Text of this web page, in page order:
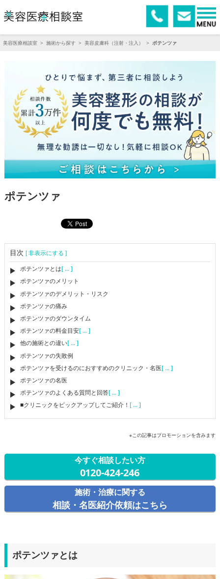
美容医療相談室 > 施術から探す > 美容皮膚科（注射・注入） > ポテンツァ
ポテンツァ
目次[ 非表示にする ]
ポテンツァとは[ ... ]
ポテンツァのメリット
ポテンツァのデメリット・リスク
ポテンツァの痛み
ポテンツァのダウンタイム
ポテンツァの料金目安[ ... ]
他の施術との違い[ ... ]
ポテンツァの失敗例
ポテンツァを受けるのにおすすめのクリニック・名医[ ... ]
ポテンツァの名医
ポテンツァのよくある質問と回答[ ... ]
■クリニックをピックアップしてご紹介！ [ ... ]
※この記事はプロモーションを含みます
今すぐ相談したい方
0120-424-246
施術・治療に関する
相談・名医紹介依頼はこちら
ポテンツァとは